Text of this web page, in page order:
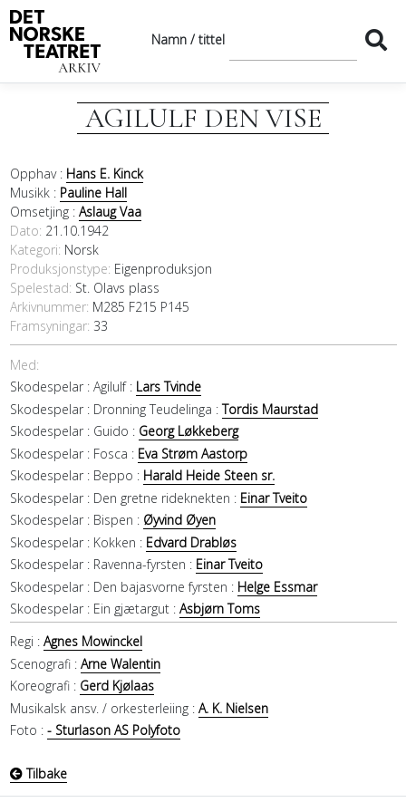
Namn / tittel
AGILULF DEN VISE
Opphav : Hans E. Kinck
Musikk : Pauline Hall
Omsetjing : Aslaug Vaa
Dato 21.10.1942
Kategori Norsk
Produksjonstype: Eigenproduksjon
Spelestad: St. Olavs plass
Arkivnummer: M285 F215 P145
Framsyningar: 33
Med:
Skodespelar : Agilulf : Lars Tvinde
Skodespelar : Dronning Teudelinga :Tordis Maurstad
Skodespelar : Guido : Georg Løkkeberg
Skodespelar : Fosca : Eva Strøm Aastorp
Skodespelar : Beppo : Harald Heide Steen sr.
Skodespelar : Den gretne rideknekten : Einar Tveito
Skodespelar : Bispen : Øyvind Øyen
Skodespelar : Kokken : Edvard Drabløs
Skodespelar : Ravenna-fyrsten : Einar Tveito
Skodespelar : Den bajasvorne fyrsten : Helge Essmar
Skodespelar : Ein gjætargut : Asbjørn Toms
Regi : Agnes Mowinckel
Scenografi : Arne Walentin
Koreografi : Gerd Kjølaas
Musikalsk ansv. / orkesterleiing : A. K. Nielsen
Foto : - Sturlason AS Polyfoto
Tilbake